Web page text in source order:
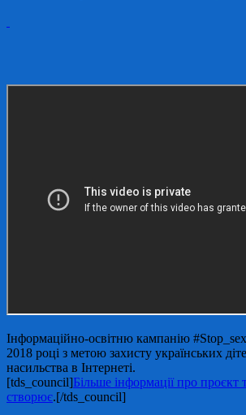
Інформаційно-освітню кампанію
2018 році з метою захисту українських
насильства в Інтернеті.
[tds_council]Більше інформації про проєкт
створює.[/tds_council]